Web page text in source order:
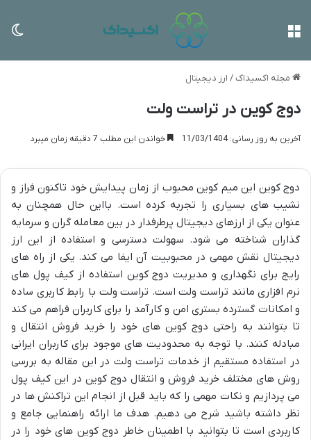
مجله اکسیداک/ ارز دیجیتال
دوج کوین در تراست ولت
آخرین به روز رسانی: 11/03/1404 خواندن این مطلب 7 دقیقه زمان میبرد
دوج کوین این میم کوین محبوب از زمان پیدایش خود تاکنون فراز و
نشیب های بسیاری را تجربه کرده است. بااین حال همچنان به
عنوان یکی از ارزهای دیجیتال پرطرفدار در بین معامله گران و سرمایه
گذاران شناخته می شود. سهولت دسترسی و استفاده از این ارز
دیجیتال نقش مهمی در محبوبیت آن ایفا می کند. یکی از راه های
رایج برای نگهداری و مدیریت دوج کوین استفاده از کیف پول های
نرم افزاری مانند تراست ولت است. تراست ولت با رابط کاربری ساده
و امکانات گسترده بستری امن و کارآمد را برای کاربران فراهم می کند
تا بتوانند به راحتی دوج کوین های خود را خرید فروش انتقال و
مبادله کنند. با توجه به محدودیت های موجود برای کاربران ایرانی
در استفاده مستقیم از خدمات تراست ولت در این مقاله به بررسی
روش های مختلف خرید فروش و انتقال دوج کوین در این کیف پول
می پردازیم و نکات مهمی را که باید قبل از انجام این تراکنش ها در
نظر داشته باشید شرح می دهیم. هدف ما ارائه راهنمایی جامع و
کاربردی است تا بتوانید با اطمینان خاطر دوج کوین های خود را در